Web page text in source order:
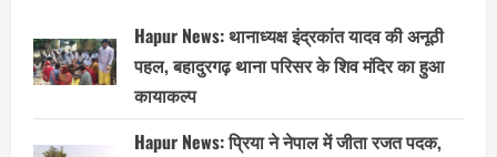
Hapur News: थानाध्यक्ष इंद्रकांत यादव की अनूठी
पहल, बहादुरगढ़ थाना परिसर के शिव मंदिर का हुआ
कायाकल्प
Hapur News: प्रिया ने नेपाल में जीता रजत पदक,